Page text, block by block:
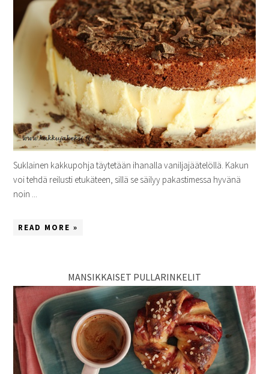
Suklainen kakkupohja täytetään ihanalla vaniljajäätelöllä. Kakun
voi tehdä reilusti etukäteen, sillä se säilyy pakastimessa hyvänä
noin ...
READ MORE »
MANSIKKAISET PULLARINKELIT